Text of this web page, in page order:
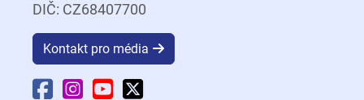
DIČ: CZ68407700
Kontakt pro média
Facebook Fakulty dopravní
Instagram Fakulty dopravní
YouTube Fakulty dopravní